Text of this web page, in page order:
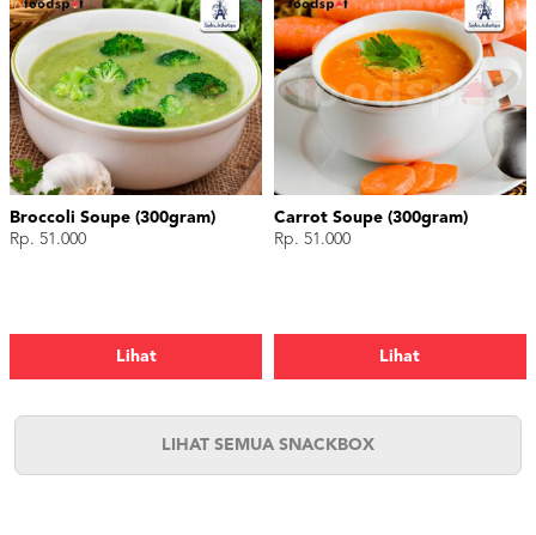
Broccoli Soupe (300gram)
Rp. 51.000
Lihat
Carrot Soupe (300gram)
Rp. 51.000
Lihat
LIHAT SEMUA SNACKBOX